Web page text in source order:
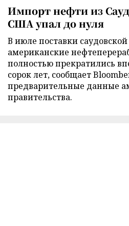
Импорт нефти из
США упал до нуля
В июле поставки
американские
полностью прекратились
сорок лет, сообщает
предварительные данные
правительства.